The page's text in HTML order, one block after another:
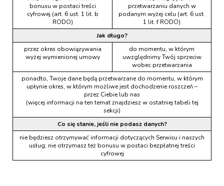
bonusu w postaci treści
cyfrowej (art. 6 ust. 1 lit. b
RODO)
przetwarzaniu danych w
podanym wyżej celu (art. 6 ust.
1 lit. f RODO)
Jak długo?
przez okres obowiązywania
wyżej wymienionej umowy
do momentu, w którym
uwzględnimy Twój sprzeciw
wobec przetwarzania
ponadto, Twoje dane będą przetwarzane do momentu, w którym
upłynie okres, w którym możliwe jest dochodzenie roszczeń –
przez Ciebie lub nas
(więcej informacji na ten temat znajdziesz w ostatniej tabeli tej
sekcji)
Co się stanie, jeśli nie podasz danych?
nie będziesz otrzymywać informacji dotyczących Serwisu i naszych
usług; nie otrzymasz też bonusu w postaci bezpłatnej treści
cyfrowej